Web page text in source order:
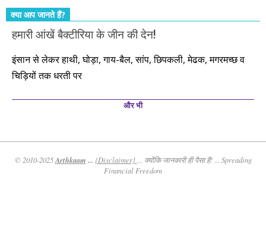
क्या आप जानते हैं?
हमारी आंखें बैक्टीरिया के जीन की देन!
इंसान से लेकर हाथी, घोड़ा, गाय-बैल, सांप, छिपकली, मेढक, मगरमच्छ व
चिड़ियों तक धरती पर
और भी
© 2010-2025Arthkaam ... {Disclaimer}
... क्योंकि जानकारी ही पैसा है! ... Spreading
Financial Freedom